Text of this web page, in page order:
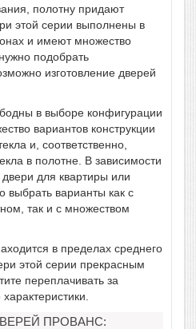
полотну придают
этой серии выполнены в
и имеют множество
подобрать
изготовление дверей
в выборе конфигурации
вариантов конструкции
и, соответственно,
в полотне. В зависимости
для квартиры или
выбрать варианты как с
так и с множеством
в пределах среднего
этой серии прекрасным
переплачивать за
ПРОВАНС: